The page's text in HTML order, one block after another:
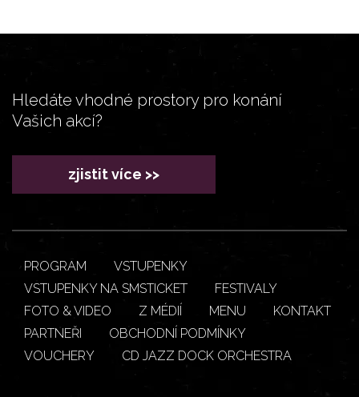
Hledáte vhodné prostory pro konání
Vašich akcí?
zjistit více >>
PROGRAM
VSTUPENKY
VSTUPENKY NA SMSTICKET
FESTIVALY
FOTO & VIDEO
Z MÉDIÍ MENU
KONTAKT
PARTNEŘI
OBCHODNÍ PODMÍNKY
VOUCHERY
CD JAZZ DOCK ORCHESTRA